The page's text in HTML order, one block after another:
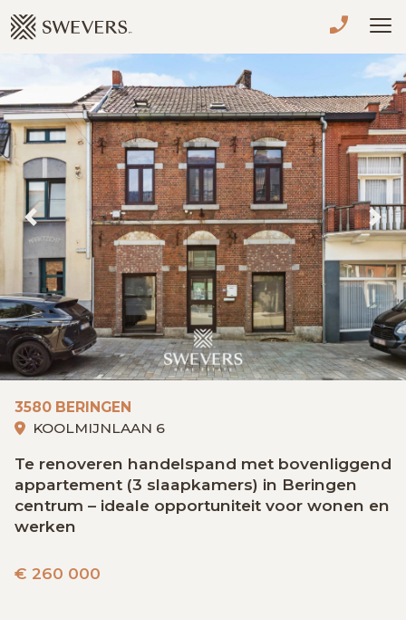
VACATURES MIJN FAVORIETEN
TE KOOP
TE HUUR
NIEUWBOUW
ADVIES
OVER ONS
VASTGOEDCAFÉ
Previous
3580 BERINGEN
KOOLMIJNLAAN 6
Te renoveren handelspand met bovenliggend
appartement (3 slaapkamers) in Beringen
centrum – ideale opportuniteit voor wonen en
werken
€ 260 000